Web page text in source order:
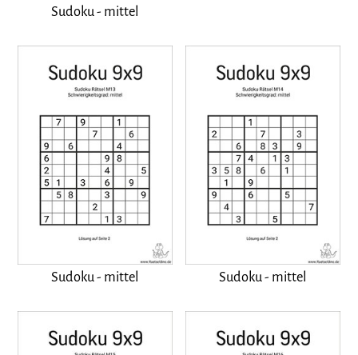
Sudoku - mittel
Sudoku - mittel Sudoku - mittel